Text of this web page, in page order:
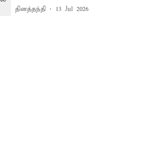
தினத்தந்தி 13 Jul 2026